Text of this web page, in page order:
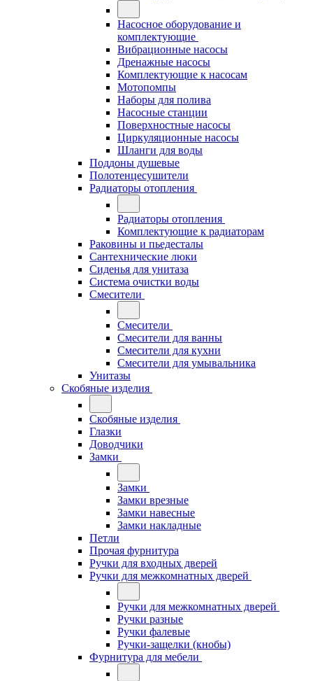
Насосное оборудование и
комплектующие
Вибрационные насосы
Дренажные насосы
Комплектующие к насосам
Мотопомпы
Наборы для полива
Насосные станции
Поверхностные насосы
Циркуляционные насосы
Шланги для воды
Поддоны душевые
Полотенцесушители
Радиаторы отопления
Радиаторы отопления
Комплектующие к радиаторам
Раковины и пьедесталы
Сантехнические люки
Сиденья для унитаза
Система очистки воды
Смесители
Смесители
Смесители для ванны
Смесители для кухни
Смесители для умывальника
Унитазы
Скобяные изделия
Скобяные изделия
Глазки
Доводчики
Замки
Замки
Замки врезные
Замки навесные
Замки накладные
Петли
Прочая фурнитура
Ручки для входных дверей
Ручки для межкомнатных дверей
Ручки для межкомнатных дверей
Ручки разные
Ручки фалевые
Ручки-защелки (кнобы)
Фурнитура для мебели